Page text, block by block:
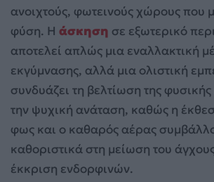
ανοιχτούς, φωτεινούς χώρους που
φύση. Η άσκηση σε εξωτερικό
αποτελεί απλώς μια εναλλακτική
εκγύμνασης, αλλά μια ολιστική
συνδυάζει τη βελτίωση της
την ψυχική ανάταση, καθώς η
φως και ο καθαρός αέρας
καθοριστικά στη μείωση του
έκκριση ενδορφινών.